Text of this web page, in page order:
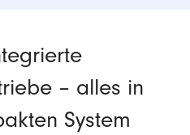
– alles in
System